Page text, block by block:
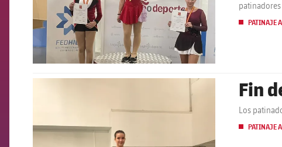
patinadores
PATINAJE
Fin
Los
PATINAJE